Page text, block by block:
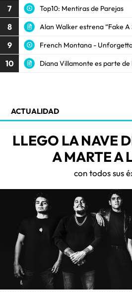
7 Top10: Mentiras de Parejas
8 Alan Walker estrena “Fake A
9 French Montana -
10 Diana Villamonte es parte de
ACTUALIDAD
LLEGO LA NAVE
A MARTE A
con todos sus